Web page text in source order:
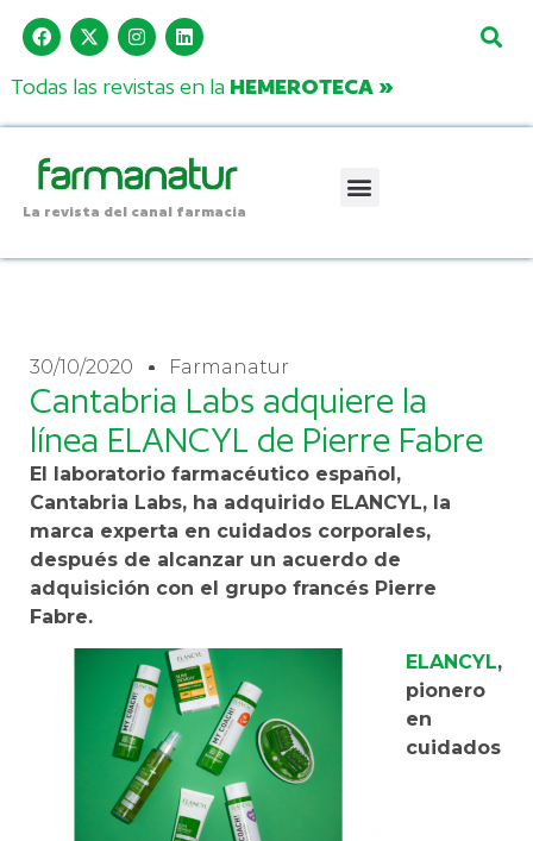
Todas las revistas en la HEMEROTECA »
La revista del canal farmacia
30/10/2020 Farmanatur
Cantabria Labs adquiere la
línea ELANCYL de Pierre Fabre
El laboratorio farmacéutico español,
Cantabria Labs, ha adquirido ELANCYL, la
marca experta en cuidados corporales,
después de alcanzar un acuerdo de
adquisición con el grupo francés Pierre
Fabre.
ELANCYL,
pionero
en
cuidados